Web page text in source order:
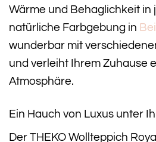
Wärme und Behaglichkeit in
natürliche Farbgebung in
wunderbar mit
und verleiht Ihrem Zuhause
Atmosphäre.
Ein Hauch von Luxus unter
Der THEKO Wollteppich